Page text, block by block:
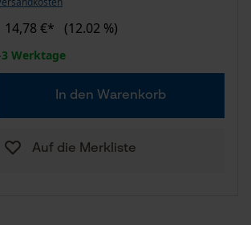
14,78 €* (12.02 %)
Werktage
In den Warenkorb
Auf die Merkliste